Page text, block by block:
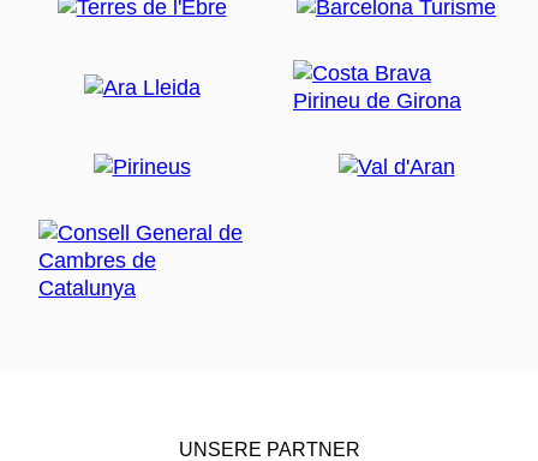
UNSERE PARTNER